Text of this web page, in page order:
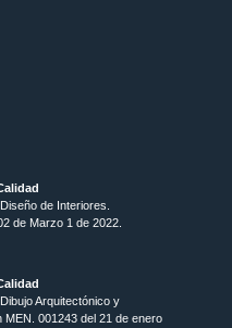
de Interiores.
de Marzo 1 de 2022.
Arquitectónico y
MEN. 001243 del 21 de enero